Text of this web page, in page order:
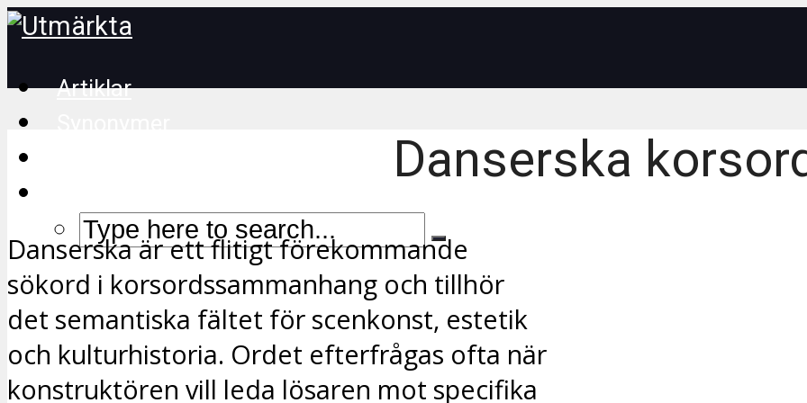
Artiklar
Danserska
Danserska är ett flitigt förekommande
sökord i korsordssammanhang och tillhör
det semantiska fältet för scenkonst, estetik
och kulturhistoria. Ordet efterfrågas ofta när
konstruktören vill leda lösaren mot specifika